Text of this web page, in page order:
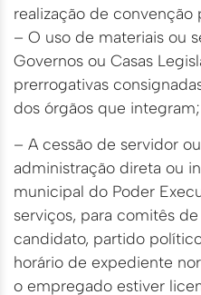
realização de convenção
– O uso de materiais ou
Governos ou Casas
prerrogativas
dos órgãos que integram;
– A cessão de servidor
administração direta ou
municipal do Poder
serviços, para comitês
candidato, partido
horário de expediente
o empregado estiver